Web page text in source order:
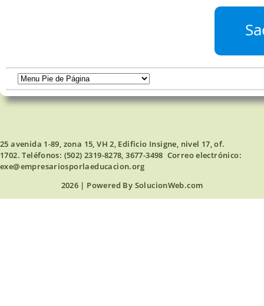
25 avenida 1-89, zona 15, VH 2, Edificio Insigne, nivel 17, of.
1702. Teléfonos: (502) 2319-8278, 3677-3498 Correo electrónico:
exe@empresariosporlaeducacion.org
2026 | Powered By SolucionWeb.com